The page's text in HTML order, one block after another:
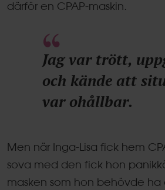
därför en CPAP-maskin.
Jag var trött,
och kände att
var ohållbar.
Men när Inga-Lisa fick hem
sova med den fick hon
masken som hon behövde ha